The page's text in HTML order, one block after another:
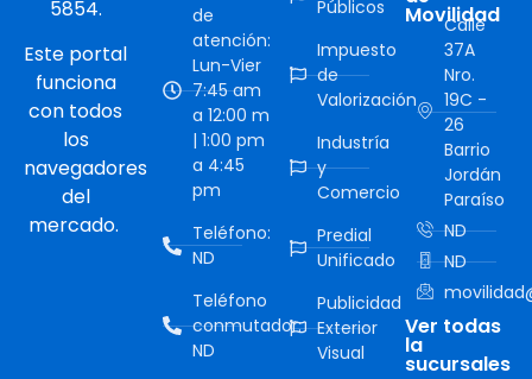
5854.
Este portal
funciona
con todos
los
navegadores
del
mercado.
de
atención:
Lun-Vier
7:45 am
a 12:00 m
| 1:00 pm
a 4:45
pm
Teléfono:
ND
Teléfono
conmutador:
ND
Públicos
Impuesto
de
Valorización
Industría
y
Comercio
Predial
Unificado
Publicidad
Exterior
Visual
Movilidad
Calle
37A
Nro.
19C -
26
Barrio
Jordán
Paraíso
ND
ND
Ver todas
la
sucursales